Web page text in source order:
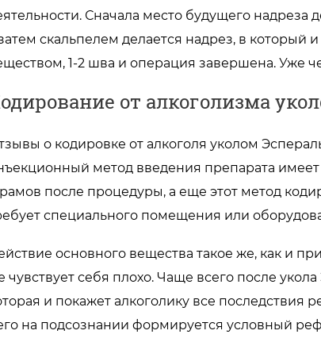
Сначала место будущего
скальпелем делается надрез, в который
1-2 шва и операция завершена. Уже
от алкоголизма
о кодировке от алкоголя уколом
метод введения препарата
после процедуры, а еще этот метод
специального помещения или
основного вещества такое же, как и
чувствует себя плохо. Чаще всего после
и покажет алкоголику все последствия
на подсознании формируется условный